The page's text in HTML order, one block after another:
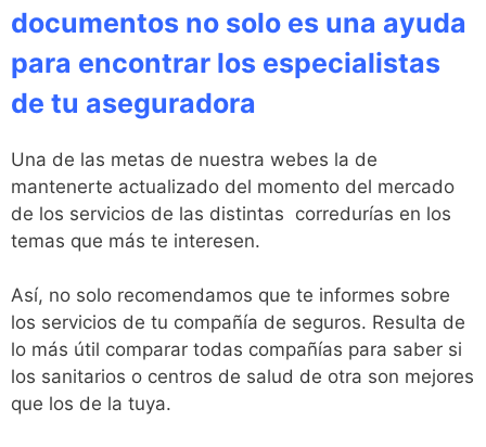
documentos no solo es una ayuda
para encontrar los especialistas
de tu aseguradora
Una de las metas de nuestra webes la de
mantenerte actualizado del momento del mercado
de los servicios de las distintas corredurías en los
temas que más te interesen.
Así, no solo recomendamos que te informes sobre
los servicios de tu compañía de seguros. Resulta de
lo más útil comparar todas compañías para saber si
los sanitarios o centros de salud de otra son mejores
que los de la tuya.